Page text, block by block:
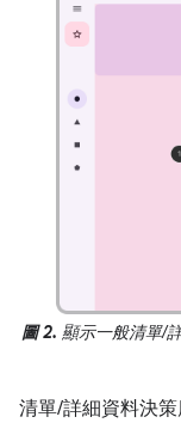
圖 2. 顯示一般清單/
清單/詳細資料決